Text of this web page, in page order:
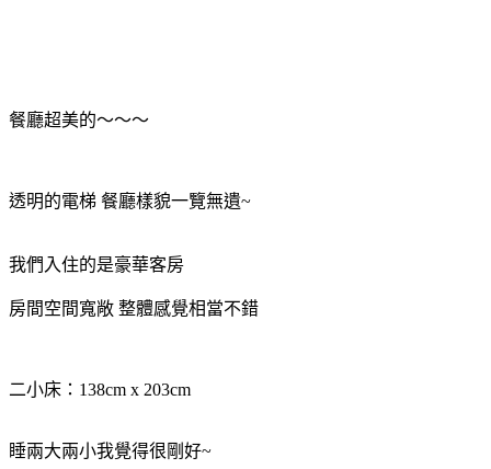
餐廳超美的～～～
透明的電梯 餐廳樣貌一覽無遺~
我們入住的是豪華客房
房間空間寬敞 整體感覺相當不錯
二小床：138cm x 203cm
睡兩大兩小我覺得很剛好~